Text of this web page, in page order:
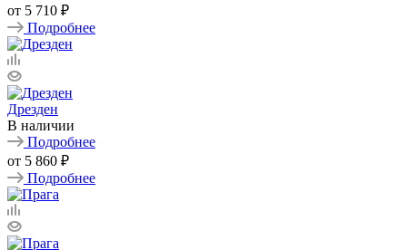
от 5 710 ₽
Подробнее
Дрезден
В наличии
Подробнее
от 5 860 ₽
Подробнее